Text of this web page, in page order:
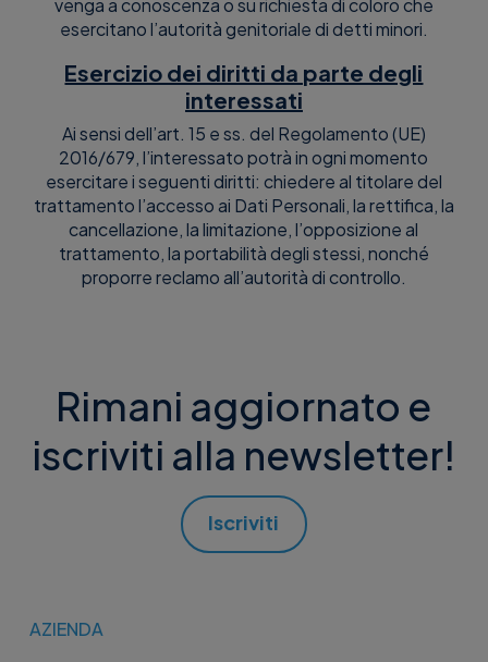
venga a conoscenza o su richiesta di coloro che
esercitano l’autorità genitoriale di detti minori.
Esercizio dei diritti da parte degli
interessati
Ai sensi dell’art. 15 e ss. del Regolamento (UE)
2016/679, l’interessato potrà in ogni momento
esercitare i seguenti diritti: chiedere al titolare del
trattamento l’accesso ai Dati Personali, la rettifica, la
cancellazione, la limitazione, l’opposizione al
trattamento, la portabilità degli stessi, nonché
proporre reclamo all’autorità di controllo.
Rimani aggiornato e
iscriviti alla newsletter!
Iscriviti
AZIENDA